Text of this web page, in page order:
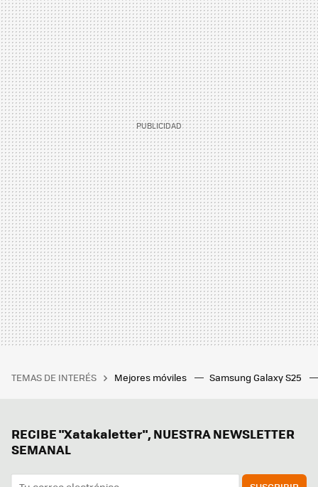
TEMAS DE INTERÉS Mejores móviles Samsung Galaxy S25
RECIBE "Xatakaletter", NUESTRA NEWSLETTER
SEMANAL